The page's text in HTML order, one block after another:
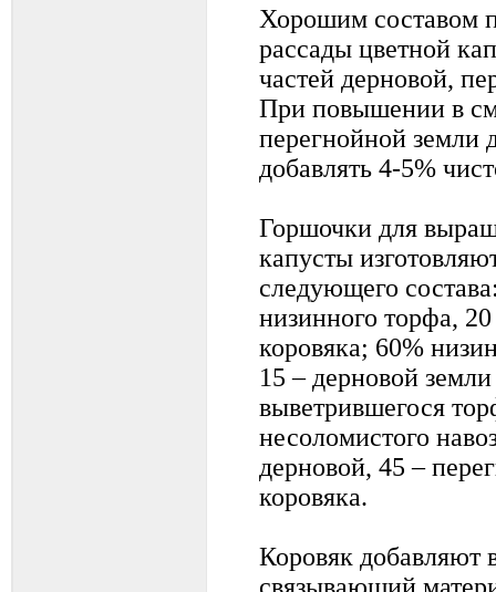
Хорошим составом
рассады цветной
частей дерновой,
При повышении в
перегнойной земли
добавлять 4-5%
Горшочки для
капусты
следующего
низинного торфа,
коровяка; 60%
15 – дерновой
выветрившегося
несоломистого
дерновой, 45 –
коровяка.
Коровяк добавляют